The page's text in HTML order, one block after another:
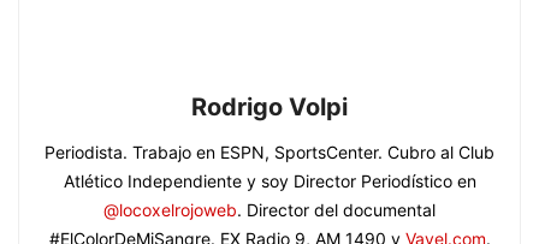
Rodrigo Volpi
Periodista. Trabajo en ESPN, SportsCenter. Cubro al Club
Atlético Independiente y soy Director Periodístico en
@locoxelrojoweb. Director del documental
#ElColorDeMiSangre. EX Radio 9, AM 1490 y Vavel.com.